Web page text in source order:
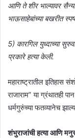
आणि ते शीर भाल्यावर
भाऊसाहेबांच्या बखरीत
5) कारगिल युध्दाच्या
प्रकारे हत्या केली.
महाराष्ट्रातील इतिहास
राजाराम” या ग्रंथातही
धर्मगुरुंच्या फतव्यानेच
शंभुराजांची हत्या आणि